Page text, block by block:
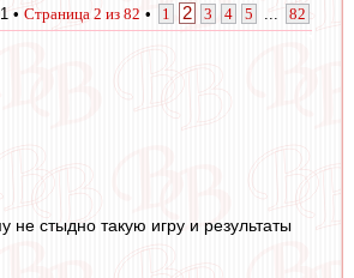
• Страница 2 из 82 • 1 2 3 4 5 82
стыдно такую игру и результаты